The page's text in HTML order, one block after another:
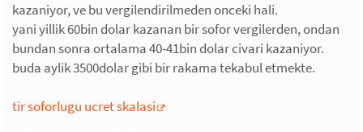
kazaniyor, ve bu vergilendirilmeden onceki hali.
yani yillik 60bin dolar kazanan bir sofor vergilerden, ondan
bundan sonra ortalama 40-41bin dolar civari kazaniyor.
buda aylik 3500dolar gibi bir rakama tekabul etmekte.
tir soforlugu ucret skalasi